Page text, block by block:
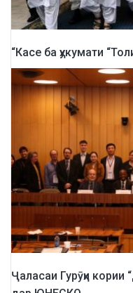
“Касе ба ҳукумати
Ҷаласаи Гурӯҳи кории